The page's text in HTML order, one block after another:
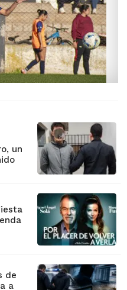
un
de
a